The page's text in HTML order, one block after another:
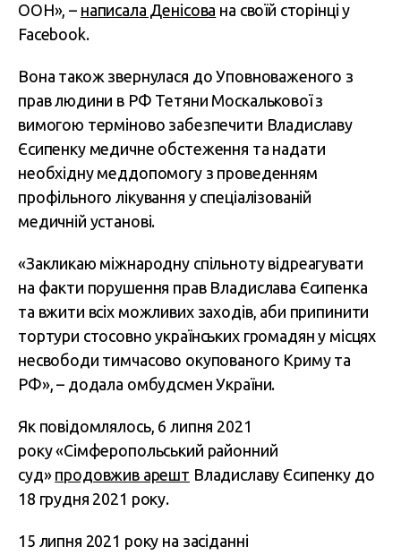
ООН», – написала Денісова на своїй сторінці у
Facebook.
Вона також звернулася до Уповноваженого з
прав людини в РФ Тетяни Москалькової з
вимогою терміново забезпечити Владиславу
Єсипенку медичне обстеження та надати
необхідну меддопомогу з проведенням
профільного лікування у спеціалізованій
медичній установі.
«Закликаю міжнародну спільноту відреагувати
на факти порушення прав Владислава Єсипенка
та вжити всіх можливих заходів, аби припинити
тортури стосовно українських громадян у місцях
несвободи тимчасово окупованого Криму та
РФ», – додала омбудсмен України.
Як повідомлялось, 6 липня 2021
року «Сімферопольський районний
суд» продовжив арешт Владиславу Єсипенку до
18 грудня 2021 року.
15 липня 2021 року на засіданні